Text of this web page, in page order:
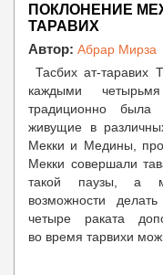
ПОКЛОНЕНИЕ
ТАРАВИХ
Автор: Абрар Мирза
Тасбих ат-таравих
каждыми
традиционно была
живущие в
Мекки и Медины,
Мекки совершали
такой паузы, а
возможности
четыре раката
во время тарвихи